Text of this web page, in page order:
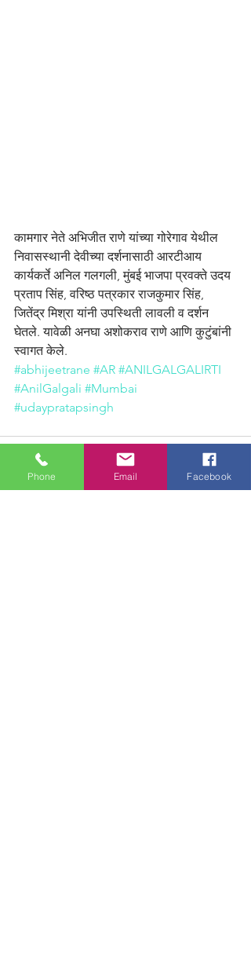
कामगार नेते अभिजीत राणे यांच्या गोरेगाव येथील
निवासस्थानी देवीच्या दर्शनासाठी आरटीआय
कार्यकर्ते अनिल गलगली, मुंबई भाजपा प्रवक्ते उदय
प्रताप सिंह, वरिष्ठ पत्रकार राजकुमार सिंह,
जितेंद्र मिश्रा यांनी उपस्थिती लावली व दर्शन
घेतले. यावेळी अनघा अशोकराव राणे आणि कुटुंबांनी
स्वागत केले.
#abhijeetrane #AR #ANILGALGALIRTI
#AnilGalgali #Mumbai
#udaypratapsingh
Phone Email Facebook